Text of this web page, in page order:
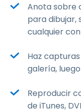
Anota sobre
para dibujar,
cualquier
Haz
galería,
Reproducir
de iTunes,